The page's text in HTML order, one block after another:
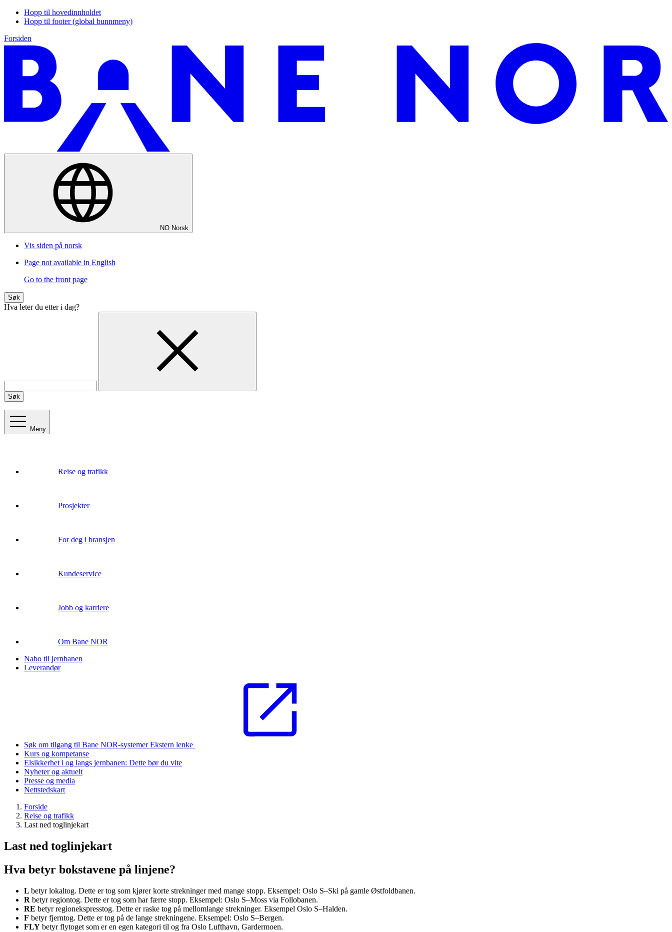
Hopp til hovedinnholdet
Hopp til footer (global bunnmeny)
Forsiden
NO Norsk
Vis siden på norsk
Page not available in English
Go to the front page
Søk
Hva leter du etter i dag?
Søk
Meny
Reise og trafikk
Prosjekter
For deg i bransjen
Kundeservice
Jobb og karriere
Om Bane NOR
Nabo til jernbanen
Leverandør
Søk om tilgang til Bane NOR-systemerEkstern lenke
Kurs og kompetanse
Elsikkerhet i og langs jernbanen: Dette bør du vite
Nyheter og aktuelt
Presse og media
Nettstedskart
Forside
Reise og trafikk
Last ned toglinjekart
Last ned toglinjekart
Hva betyr bokstavene på linjene?
L betyr lokaltog. Dette er tog som kjører korte strekninger med mange stopp. Eksempel: Oslo S–Ski på gamle Østfoldbanen.
R betyr regiontog. Dette er tog som har færre stopp. Eksempel: Oslo S–Moss via Follobanen.
RE betyr regionekspresstog. Dette er raske tog på mellomlange strekninger. Eksempel Oslo S–Halden.
F betyr fjerntog. Dette er tog på de lange strekningene. Eksempel: Oslo S–Bergen.
FLY betyr flytoget som er en egen kategori til og fra Oslo Lufthavn, Gardermoen.